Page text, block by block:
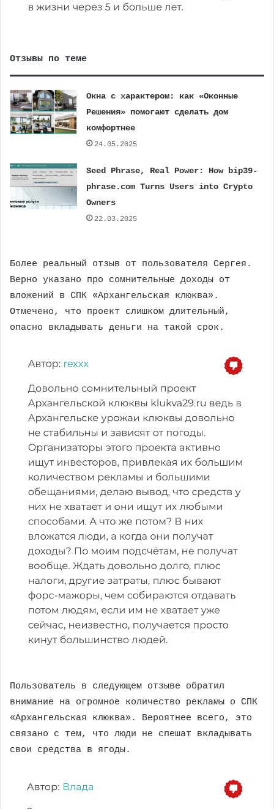
Отзывы по теме
Окна с характером: как «Оконные
Решения» помогают сделать дом
комфортнее
24.05.2025
Seed Phrase, Real Power: How bip39-
phrase.com Turns Users into Crypto
Owners
22.03.2025
Более реальный отзыв от пользователя Сергея.
Верно указано про сомнительные доходы от
вложений в СПК «Архангельская клюква».
Отмечено, что проект слишком длительный,
опасно вкладывать деньги на такой срок.
Пользователь в следующем отзыве обратил
внимание на огромное количество рекламы о СПК
«Архангельская клюква». Вероятнее всего, это
связано с тем, что люди не спешат вкладывать
свои средства в ягоды.